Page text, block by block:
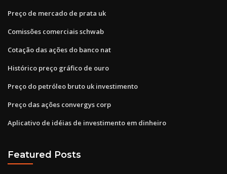
Preço de mercado de prata uk
Comissões comerciais schwab
Cotação das ações do banco nat
Histórico preço gráfico de ouro
Preço do petróleo bruto uk investimento
Preço das ações convergys corp
Aplicativo de idéias de investimento em dinheiro
Featured Posts